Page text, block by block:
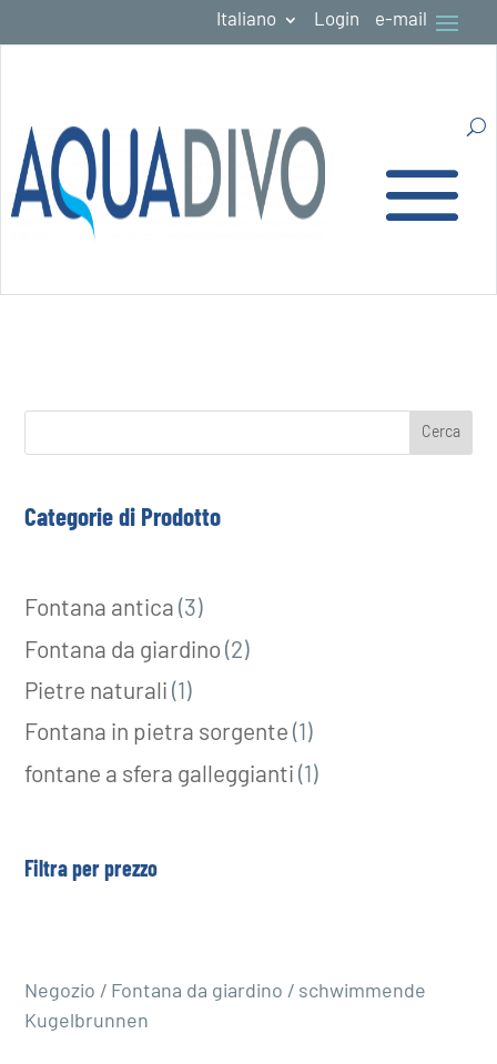
Italiano Login e-mail
Cerca
Categorie di Prodotto
Fontana antica 33
prodotti
Fontana da giardino 22
Pietre naturali 1 1
prodotto
Fontana in pietra sorgente 1 1
prodotto
fontane a sfera galleggianti 1 1
Filtra per prezzo
Negozio / Fontana da giardino / schwimmende
Kugelbrunnen